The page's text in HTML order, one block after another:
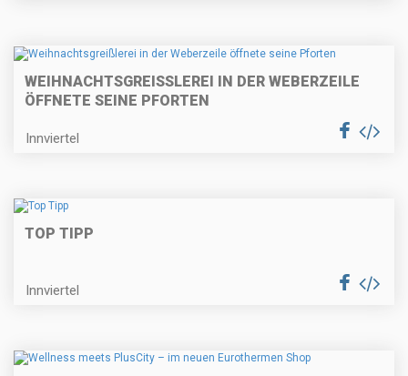
WEIHNACHTSGREISSLEREI IN DER WEBERZEILE Ö
FFNETE SEINE PFORTEN
Innviertel
TOP TIPP
Innviertel